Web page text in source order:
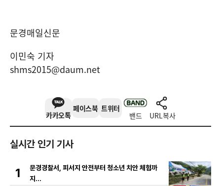
문경매일신문
이민숙 기자
shms2015@daum.net
카카오톡
페이스북 트위터
밴드 URL복사
실시간 인기 기사
1
문경경찰서, 피서지 안전부터 청소년 치안 체험까
지…